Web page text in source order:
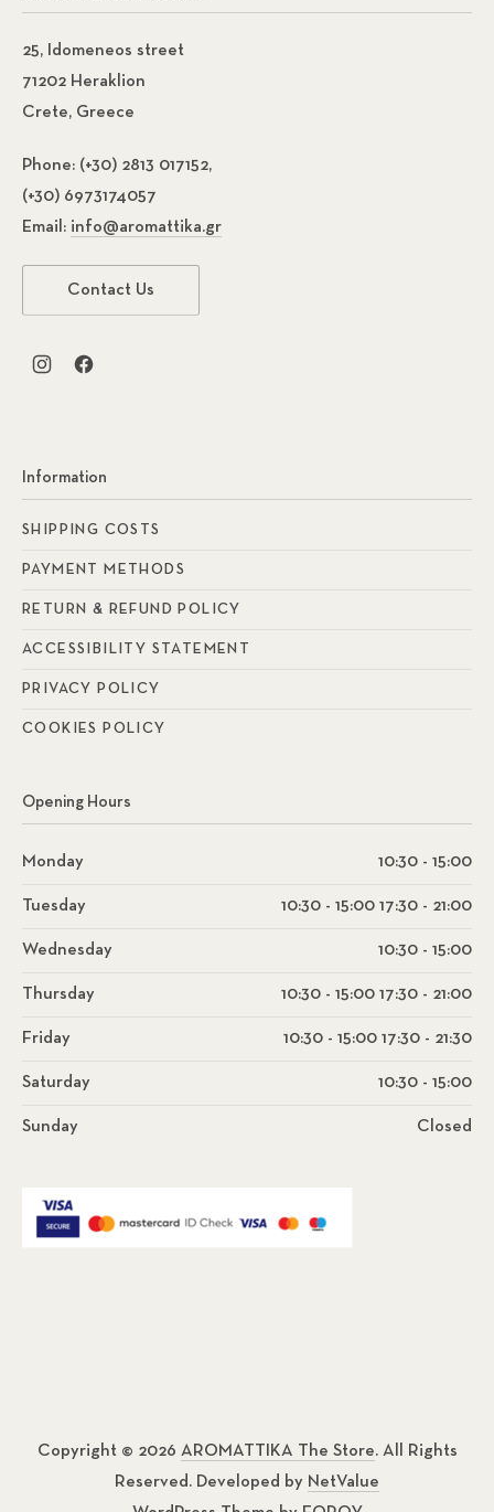
25, Idomeneos street
71202 Heraklion
Crete, Greece
Phone: (+30) 2813 017152,
(+30) 6973174057
Email: info@aromattika.gr
Contact Us
New Window
New Window
Information
SHIPPING COSTS
PAYMENT METHODS
RETURN & REFUND POLICY
ACCESSIBILITY STATEMENT
PRIVACY POLICY
COOKIES POLICY
Opening Hours
Monday 10:30 - 15:00
Tuesday 10:30 - 15:00 17:30 - 21:00
Wednesday 10:30 - 15:00
Thursday 10:30 - 15:00 17:30 - 21:00
Friday 10:30 - 15:00 17:30 - 21:30
Saturday 10:30 - 15:00
Sunday Closed
Copyright © 2026 AROMATTIKA The Store. All Rights
Reserved. Developed by NetValue